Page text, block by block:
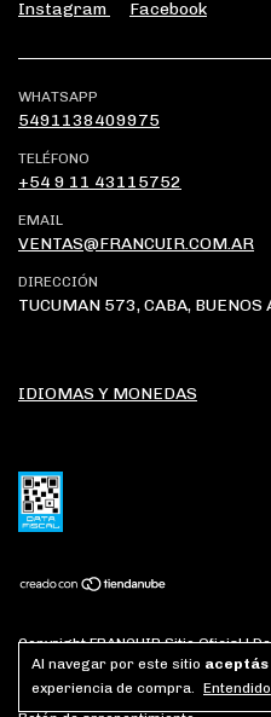
Al navegar por este sitio aceptás
experiencia de compra. Entendido
Instagram Facebook
WHATSAPP
5491138409975
TELÉFONO
+54 9 11 43115752
EMAIL
VENTAS@FRANCUIR.COM.AR
DIRECCIÓN
TUCUMAN 573, CABA,
IDIOMAS Y MONEDAS
Copyright FRANCUIR Sitio Oficial |
Todos los derechos reservados.
Defensa de las y los consumidores.